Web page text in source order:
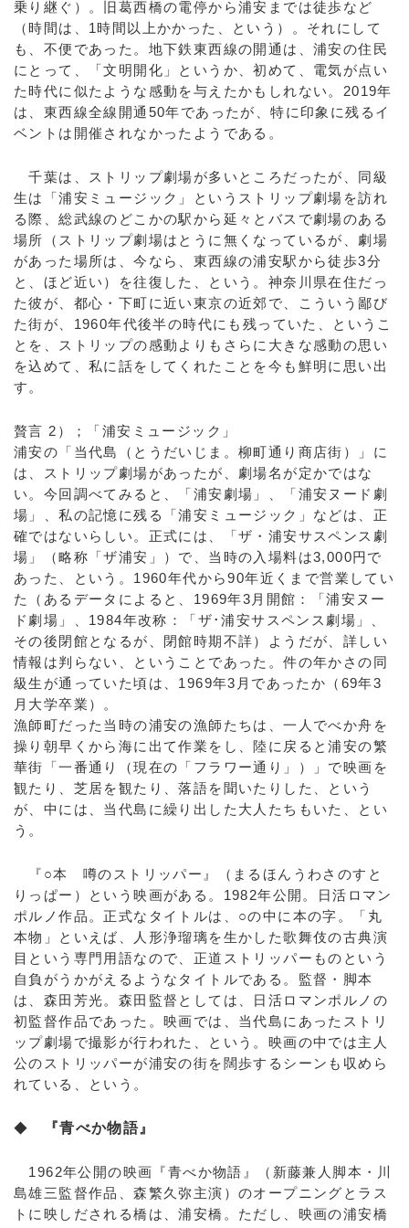
乗り継ぐ）。旧葛西橋の電停から浦安までは徒歩など
（時間は、1時間以上かかった、という）。それにして
も、不便であった。地下鉄東西線の開通は、浦安の住民
にとって、「文明開化」というか、初めて、電気が点い
た時代に似たような感動を与えたかもしれない。2019年
は、東西線全線開通50年であったが、特に印象に残るイ
ベントは開催されなかったようである。
千葉は、ストリップ劇場が多いところだったが、同級
生は「浦安ミュージック」というストリップ劇場を訪れ
る際、総武線のどこかの駅から延々とバスで劇場のある
場所（ストリップ劇場はとうに無くなっているが、劇場
があった場所は、今なら、東西線の浦安駅から徒歩3分
と、ほど近い）を往復した、という。神奈川県在住だっ
た彼が、都心・下町に近い東京の近郊で、こういう鄙び
た街が、1960年代後半の時代にも残っていた、というこ
とを、ストリップの感動よりもさらに大きな感動の思い
を込めて、私に話をしてくれたことを今も鮮明に思い出
す。
贅言 2）；「浦安ミュージック」
浦安の「当代島（とうだいじま。柳町通り商店街）」に
は、ストリップ劇場があったが、劇場名が定かではな
い。今回調べてみると、「浦安劇場」、「浦安ヌード劇
場」、私の記憶に残る「浦安ミュージック」などは、正
確ではないらしい。正式には、「ザ・浦安サスペンス劇
場」（略称「ザ浦安」）で、当時の入場料は3,000円で
あった、という。1960年代から90年近くまで営業してい
た（あるデータによると、1969年3月開館：「浦安ヌー
ド劇場」、1984年改称：「ザ･浦安サスペンス劇場」、
その後閉館となるが、閉館時期不詳）ようだが、詳しい
情報は判らない、ということであった。件の年かさの同
級生が通っていた頃は、1969年3月であったか（69年3
月大学卒業）。
漁師町だった当時の浦安の漁師たちは、一人でべか舟を
操り朝早くから海に出て作業をし、陸に戻ると浦安の繁
華街「一番通り（現在の「フラワー通り」）」で映画を
観たり、芝居を観たり、落語を聞いたりした、という
が、中には、当代島に繰り出した大人たちもいた、とい
う。
『○本 噂のストリッパー』（まるほんうわさのすと
りっぱー）という映画がある。1982年公開。日活ロマン
ポルノ作品。正式なタイトルは、○の中に本の字。「丸
本物」といえば、人形浄瑠璃を生かした歌舞伎の古典演
目という専門用語なので、正道ストリッパーものという
自負がうかがえるようなタイトルである。監督・脚本
は、森田芳光。森田監督としては、日活ロマンポルノの
初監督作品であった。映画では、当代島にあったストリ
ップ劇場で撮影が行われた、という。映画の中では主人
公のストリッパーが浦安の街を闊歩するシーンも収めら
れている、という。
◆ 『青べか物語』
1962年公開の映画『青べか物語』（新藤兼人脚本・川
島雄三監督作品、森繁久弥主演）のオープニングとラス
トに映しだされる橋は、浦安橋。ただし、映画の浦安橋